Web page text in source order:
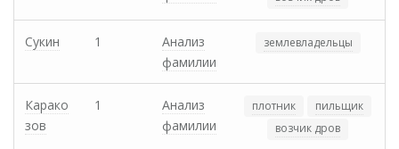
Сукин 1
Анализ
фамилии
землевладельцы
Карако
зов
1
Анализ
фамилии
плотник
пильщик
возчик дров